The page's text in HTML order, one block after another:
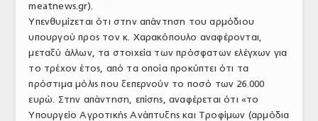
ΑΡΧΕΙΟ ΤΕΥΧΩΝ
ΣΥΝΕΔΡΙΟ ΚΡΕΑΤΟΣ
meatnews.gr).
Υπενθυμίζεται ότι στην απάντηση του αρμόδιου
υπουργού προς τον κ. Χαρακόπουλο αναφέρονται,
μεταξύ άλλων, τα στοιχεία των πρόσφατων ελέγχων για
το τρέχον έτος, από τα οποία προκύπτει ότι τα
πρόστιμα μόλις που ξεπερνούν το ποσό των 26.000
ευρώ. Στην απάντηση, επίσης, αναφέρεται ότι «το
Υπουργείο Αγροτικής Ανάπτυξης και Τροφίμων (αρμόδια